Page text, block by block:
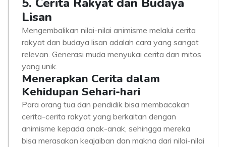
Lisan
Mengembalikan nilai-nilai animisme melalui cerita
rakyat dan budaya lisan adalah cara yang sangat
relevan. Generasi muda menyukai cerita dan mitos
yang unik.
Menerapkan Cerita dalam
Kehidupan Sehari-hari
Para orang tua dan pendidik bisa membacakan
cerita-cerita rakyat yang berkaitan dengan
animisme kepada anak-anak, sehingga mereka
bisa merasakan keajaiban dan makna dari nilai-nilai